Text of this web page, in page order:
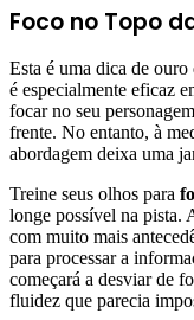
Foco no Topo
Esta é uma dica de
é especialmente eficaz
focar no seu
frente. No entanto, à
abordagem deixa uma
Treine seus olhos para
longe possível na pista.
com muito mais
para processar a
começará a desviar de
fluidez que parecia